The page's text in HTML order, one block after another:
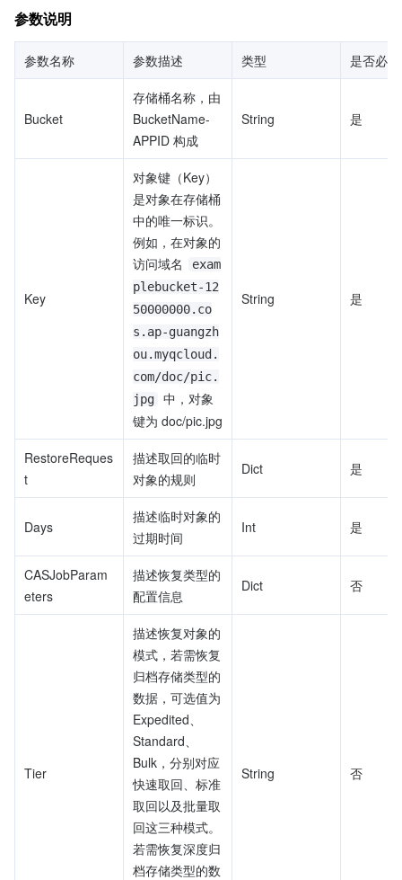
参数说明
参数名称 参数描述 类型 是否必填
Bucket
存储桶名称，由
BucketName-
APPID 构成
String 是
Key
对象键（Key）
是对象在存储桶
中的唯一标识。
例如，在对象的
访问域名
exam
plebucket-12
50000000.co
s.ap-guangzh
ou.myqcloud.
com/doc/pic.
jpg
中，对象
键为 doc/pic.jpg
String 是
RestoreReques
t
描述取回的临时
对象的规则
Dict 是
Days
描述临时对象的
过期时间
Int 是
CASJobParam
eters
描述恢复类型的
配置信息
Dict 否
Tier
描述恢复对象的
模式，若需恢复
归档存储类型的
数据，可选值为
Expedited、
Standard、
Bulk，分别对应
快速取回、标准
取回以及批量取
回这三种模式。
若需恢复深度归
档存储类型的数
String 否